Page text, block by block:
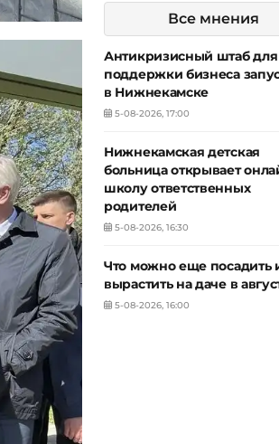
Все мнения
Антикризисный штаб для
поддержки бизнеса
в Нижнекамске
5-08-2026, 17:00
Нижнекамская детская
больница открывает
школу ответственных
родителей
5-08-2026, 16:30
Что можно еще посадить
вырастить на даче в
5-08-2026, 16:00